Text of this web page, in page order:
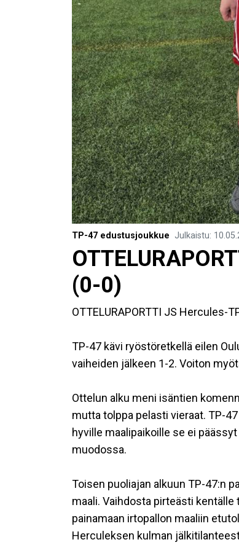
TP-47 edustusjoukkue Julkaistu:
(0-0)
OTTELURAPORTTI JS Hercules-
TP-47 kävi ryöstöretkellä eilen
vaiheiden jälkeen 1-2. Voiton
Ottelun alku meni isäntien
mutta tolppa pelasti vieraat. TP-
hyville maalipaikoille se ei
muodossa.
Toisen puoliajan alkuun TP-47:n
maali. Vaihdosta pirteästi
painamaan irtopallon maaliin
Herculeksen kulman